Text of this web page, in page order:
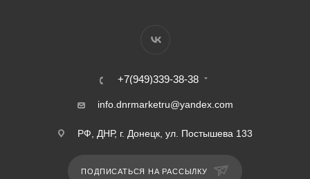
+7(949)339-38-38
info.dnrmarketru@yandex.com
РФ, ДНР, г. Донецк, ул. Постышева 133
ПОДПИСАТЬСЯ НА РАССЫЛКУ